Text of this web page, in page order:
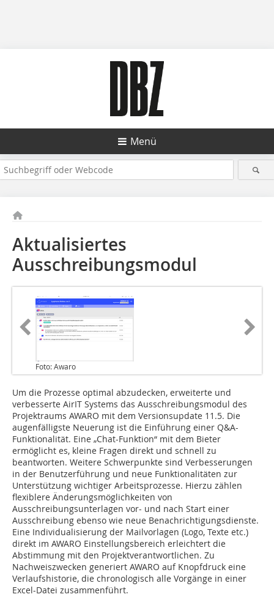
Menü
Aktualisiertes
Ausschreibungsmodul
Foto: Awaro
Um die Prozesse optimal abzudecken, erweiterte und
verbesserte AirIT Systems das Ausschreibungsmodul des
Projektraums AWARO mit dem Versionsupdate 11.5. Die
augenfälligste Neuerung ist die Einführung einer Q&A-
Funktionalität. Eine „Chat-Funktion“ mit dem Bieter
ermöglicht es, kleine Fragen direkt und schnell zu
beantworten. Weitere Schwerpunkte sind Verbesserungen
in der Benutzerführung und neue Funktionalitäten zur
Unterstützung wichtiger Arbeitsprozesse. Hierzu zählen
flexiblere Änderungsmöglichkeiten von
Ausschreibungsunterlagen vor- und nach Start einer
Ausschreibung ebenso wie neue Benachrichtigungsdienste.
Eine Individualisierung der Mailvorlagen (Logo, Texte etc.)
direkt im AWARO Einstellungsbereich erleichtert die
Abstimmung mit den Projektverantwortlichen. Zu
Nachweiszwecken generiert AWARO auf Knopfdruck eine
Verlaufshistorie, die chronologisch alle Vorgänge in einer
Excel-Datei zusammenführt.